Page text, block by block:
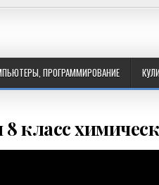
ПРОГРАММИРОВАНИЕ
класс